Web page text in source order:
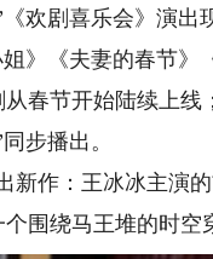
剧喜乐会》演出
《夫妻的春节》
春节开始陆续上线
步播出。
作：王冰冰主演
围绕马王堆的时空